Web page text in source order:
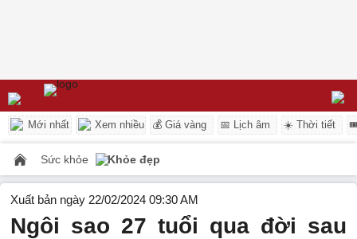
Mới nhất Xem nhiều 💰 Giá vàng 📅 Lịch âm ☀️ Thời tiết
Sức khỏe Khỏe đẹp
Xuất bản ngày 22/02/2024 09:30 AM
Ngôi sao 27 tuổi qua đời sau